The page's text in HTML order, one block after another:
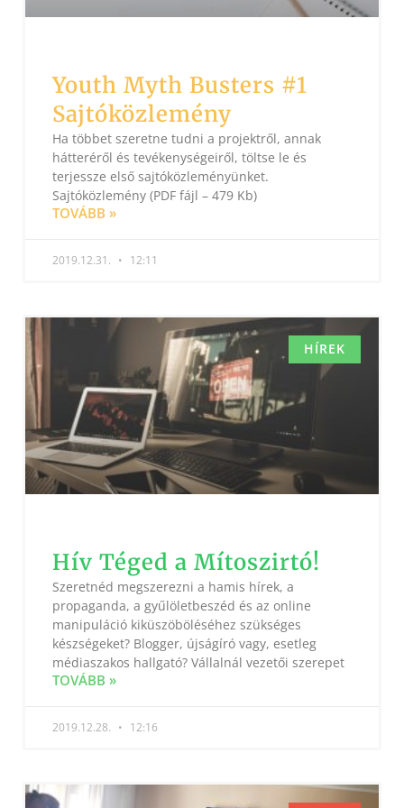
Youth Myth Busters #1
Sajtóközlemény
Ha többet szeretne tudni a projektről, annak
hátteréről és tevékenységeiről, töltse le és
terjessze első sajtóközleményünket.
Sajtóközlemény (PDF fájl – 479 Kb)
TOVÁBB »
2019.12.31. 12:11
HÍREK
Hív Téged a Mítoszirtó!
Szeretnéd megszerezni a hamis hírek, a
propaganda, a gyűlöletbeszéd és az online
manipuláció kiküszöböléséhez szükséges
készségeket? Blogger, újságíró vagy, esetleg
médiaszakos hallgató? Vállalnál vezetői szerepet
TOVÁBB »
2019.12.28. 12:16